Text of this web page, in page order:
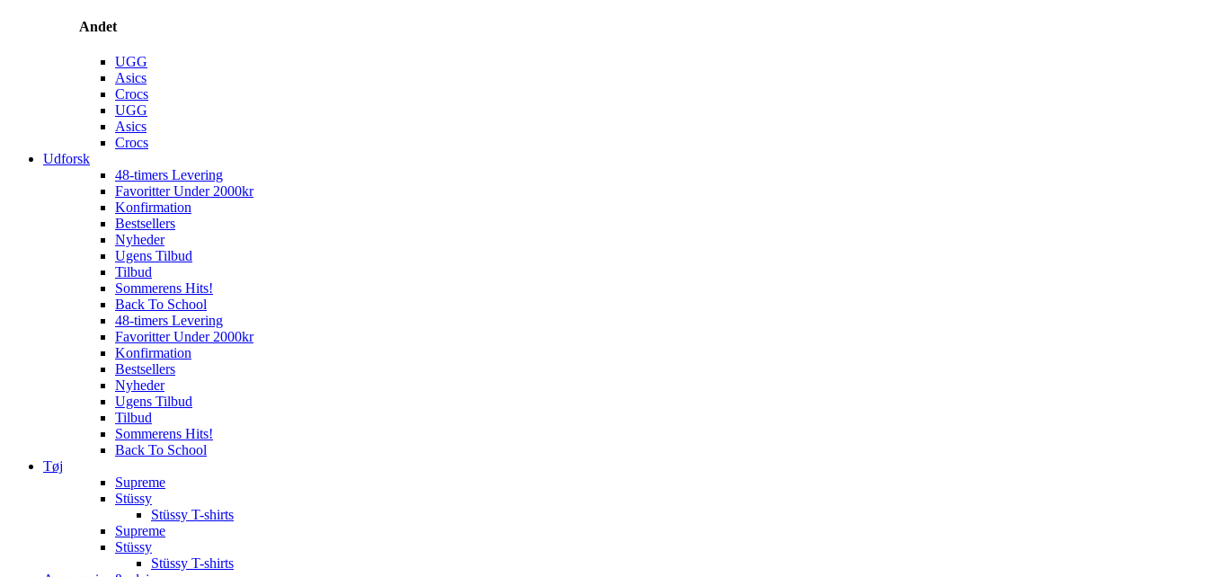
Andet
UGG
Asics
Crocs
UGG
Asics
Crocs
Udforsk
48-timers Levering
Favoritter Under 2000kr
Konfirmation
Bestsellers
Nyheder
Ugens Tilbud
Tilbud
Sommerens Hits!
Back To School
48-timers Levering
Favoritter Under 2000kr
Konfirmation
Bestsellers
Nyheder
Ugens Tilbud
Tilbud
Sommerens Hits!
Back To School
Tøj
Supreme
Stüssy
Stüssy T-shirts
Supreme
Stüssy
Stüssy T-shirts